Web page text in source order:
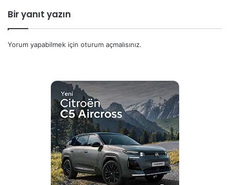
Bir yanıt yazın
Yorum yapabilmek için oturum açmalısınız.